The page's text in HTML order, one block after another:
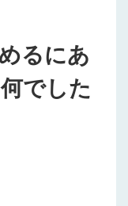
るにあ
でした